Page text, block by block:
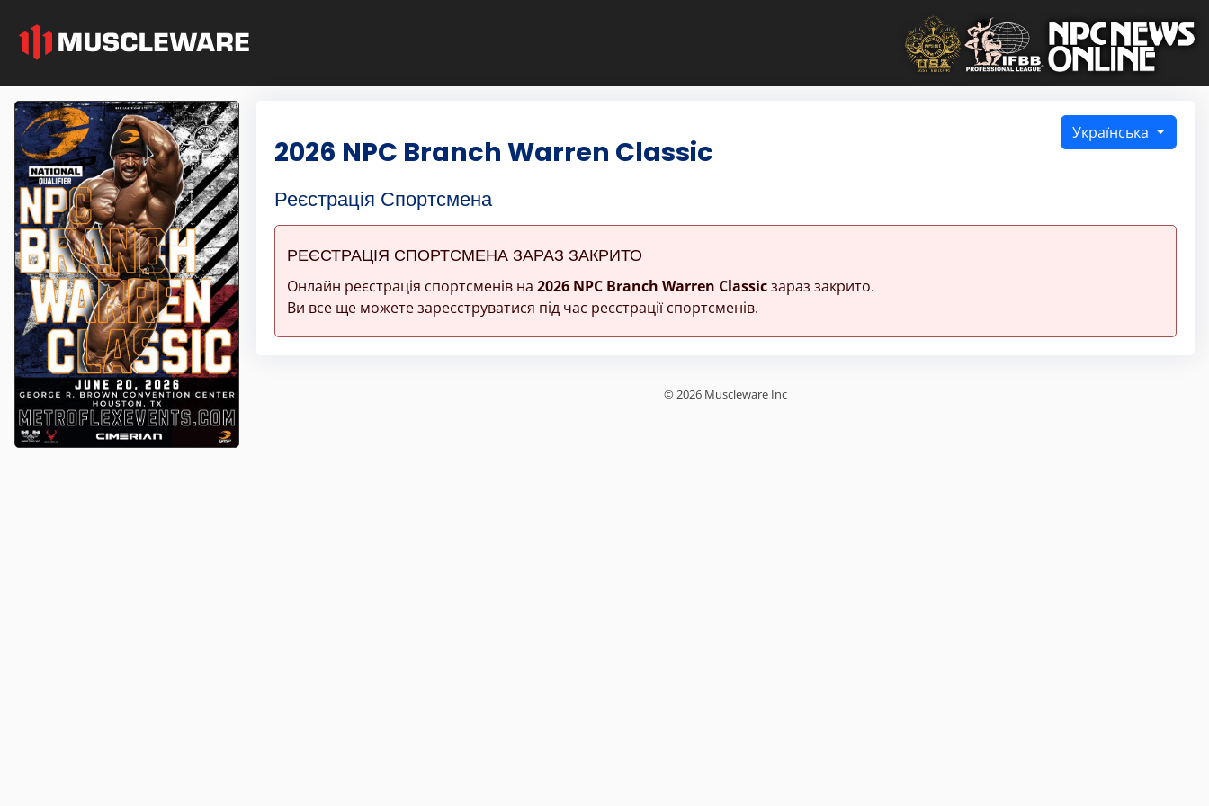
Українська
2026 NPC Branch Warren Classic
Реєстрація Спортсмена
РЕЄСТРАЦІЯ СПОРТСМЕНА ЗАРАЗ ЗАКРИТО
Онлайн реєстрація спортсменів на 2026 NPC Branch Warren Classicзараз закрито.
Ви все ще можете зареєструватися під час реєстрації спортсменів.
© 2026 Muscleware Inc